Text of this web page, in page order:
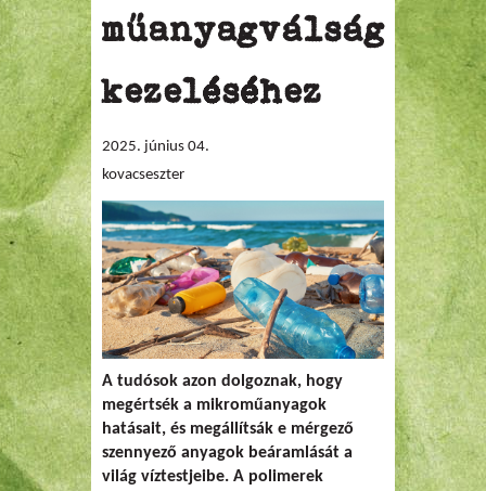
műanyagválság
kezeléséhez
2025. június 04.
kovacseszter
A tudósok azon dolgoznak, hogy
megértsék a mikroműanyagok
hatásait, és megállítsák e mérgező
szennyező anyagok beáramlását a
világ víztestjeibe. A polimerek